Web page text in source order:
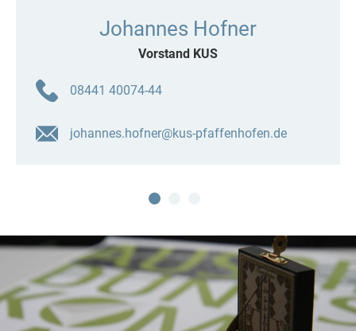
Johannes Hofner
Vorstand KUS
08441 40074-44
johannes.hofner@kus-pfaffenhofen.de